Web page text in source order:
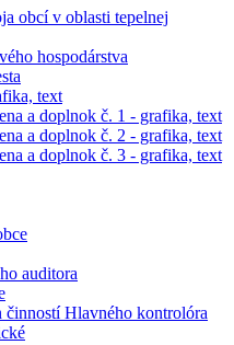
obcí v oblasti tepelnej
hospodárstva
text
a doplnok č. 1 - grafika, text
a doplnok č. 2 - grafika, text
a doplnok č. 3 - grafika, text
auditora
činností Hlavného kontrolóra